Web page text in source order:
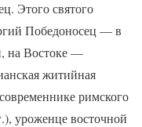
Этого святого
Победоносец — в
на Востоке —
житий­ная
римского
уроженце восточной